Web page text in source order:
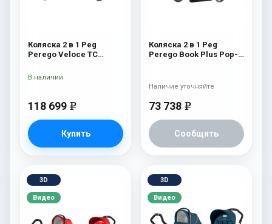
Коляска 2 в 1 Peg
Perego Veloce TC
118 699 e
Купить
В наличии
Коляска 2 в 1 Peg
Perego Book Plus Pop-
Pop-Up Completo) Onyx
73 738 e
Сообщить
Наличие уточняйте
3D
Видео
3D
Видео